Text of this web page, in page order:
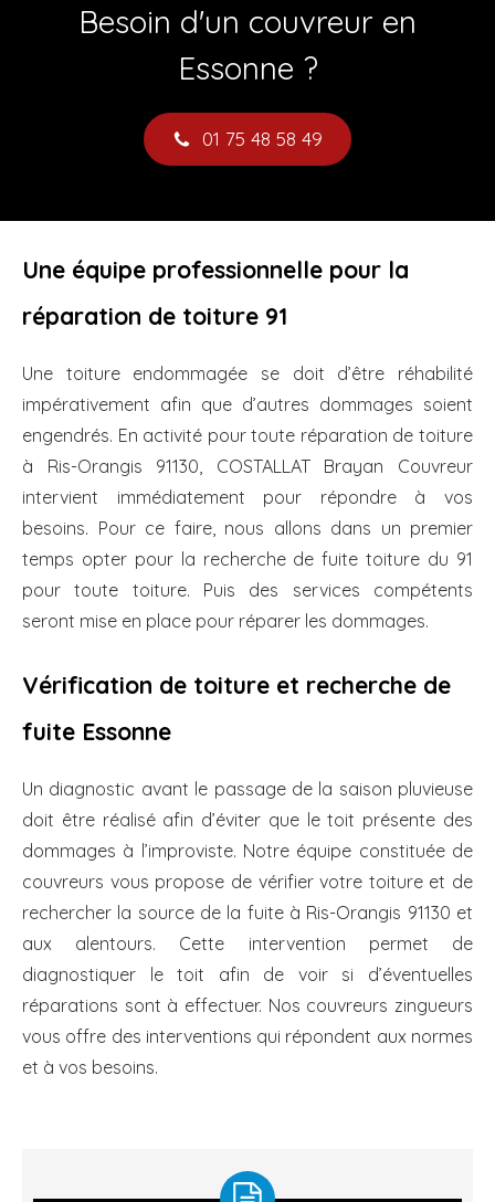
Besoin d'un couvreur en
Essonne ?
01 75 48 58 49
Une équipe professionnelle pour la
réparation de toiture 91
Une toiture endommagée se doit d’être réhabilité
impérativement afin que d’autres dommages soient
engendrés. En activité pour toute réparation de toiture
à Ris-Orangis 91130, COSTALLAT Brayan Couvreur
intervient immédiatement pour répondre à vos
besoins. Pour ce faire, nous allons dans un premier
temps opter pour la recherche de fuite toiture du 91
pour toute toiture. Puis des services compétents
seront mise en place pour réparer les dommages.
Vérification de toiture et recherche de
fuite Essonne
Un diagnostic avant le passage de la saison pluvieuse
doit être réalisé afin d’éviter que le toit présente des
dommages à l’improviste. Notre équipe constituée de
couvreurs vous propose de vérifier votre toiture et de
rechercher la source de la fuite à Ris-Orangis 91130 et
aux alentours. Cette intervention permet de
diagnostiquer le toit afin de voir si d’éventuelles
réparations sont à effectuer. Nos couvreurs zingueurs
vous offre des interventions qui répondent aux normes
et à vos besoins.